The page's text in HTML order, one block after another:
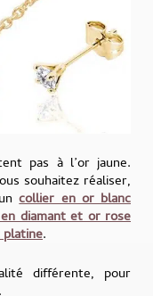
pas à l’or jaune.
souhaitez réaliser,
collier en or blanc
diamant et or rose
.
différente, pour